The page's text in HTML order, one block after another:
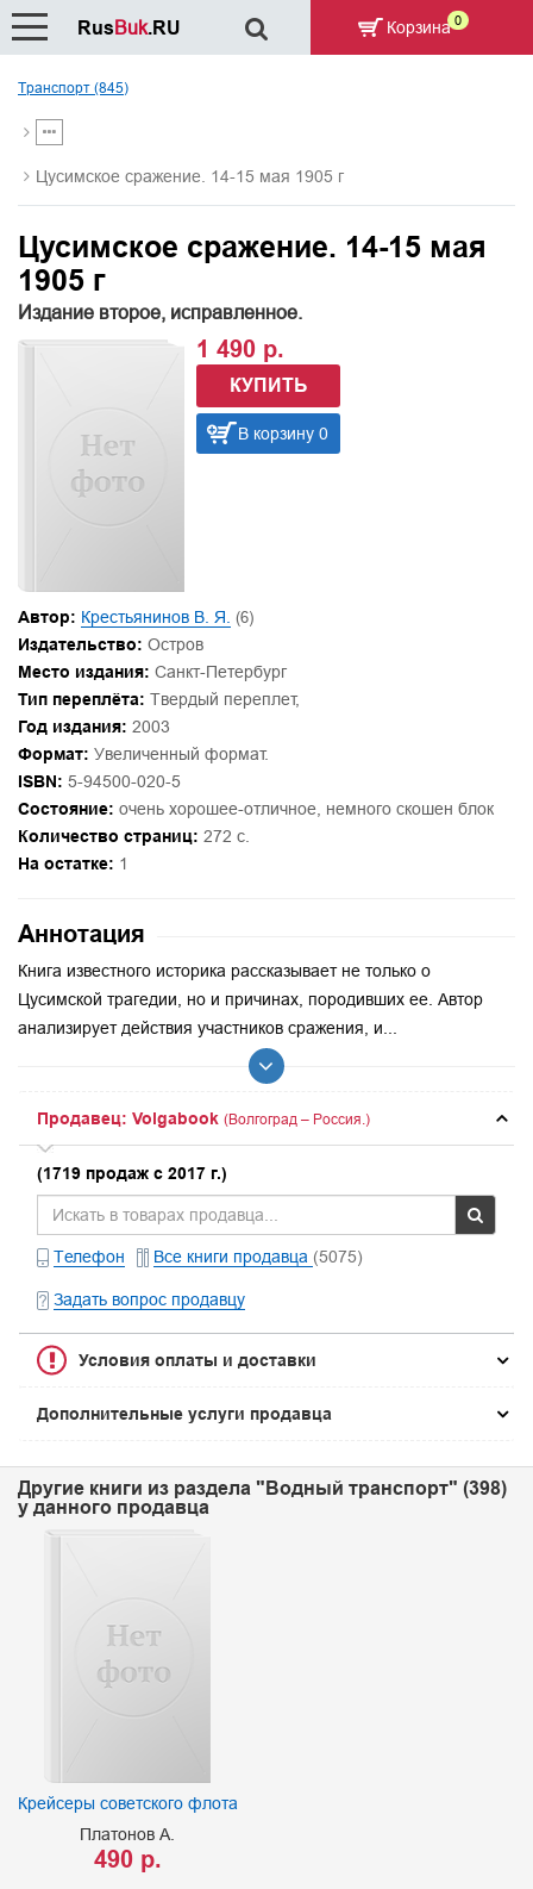
Транспорт (845)
Цусимское сражение. 14-15 мая 1905 г
Цусимское сражение. 14-15 мая
1905 г
Издание второе, исправленное.
1 490 р.
КУПИТЬ
В корзину 0
Автор: Крестьянинов В. Я. (6)
Издательство: Остров
Место издания: Санкт-Петербург
Тип переплёта: Твердый переплет,
Год издания: 2003
Формат: Увеличенный формат.
ISBN: 5-94500-020-5
Состояние: очень хорошее-отличное, немного скошен блок
Количество страниц: 272 с.
На остатке: 1
Аннотация
Книга известного историка рассказывает не только о
Цусимской трагедии, но и причинах, породивших ее. Автор
анализирует действия участников сражения, и...
Продавец: Volgabook (Волгоград – Россия.)
(1719 продаж с 2017 г.)
Телефон Все книги продавца (5075)
Задать вопрос продавцу
Условия оплаты и доставки
Дополнительные услуги продавца
Другие книги из раздела "Водный транспорт" (398)
у данного продавца
Крейсеры советского флота
Платонов А.
490 р.
RusBuk.RU Корзина 0